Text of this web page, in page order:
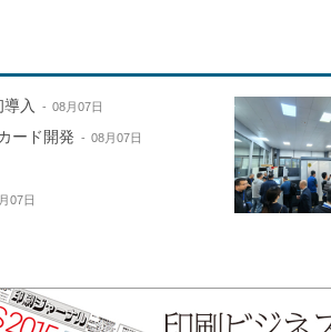
入 08月07日
ード開発 08月07日
07日